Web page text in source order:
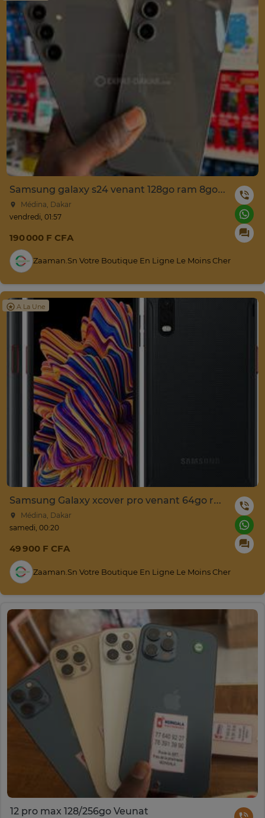
Samsung galaxy s24 venant 128go ram 8go 5g
Médina, Dakar
vendredi, 01:57
190 000 F CFA
Zaaman.sn Votre Boutique En Ligne Le Moins Cher
A La Une
Samsung Galaxy xcover pro venant 64go ram 4go 4
Médina, Dakar
samedi, 00:20
49 900 F CFA
Zaaman.sn Votre Boutique En Ligne Le Moins Cher
12 pro max 128/256go Veunat